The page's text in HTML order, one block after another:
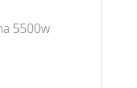
5500w